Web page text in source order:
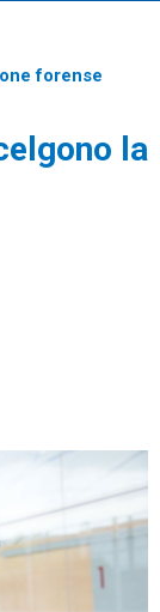
forense
la